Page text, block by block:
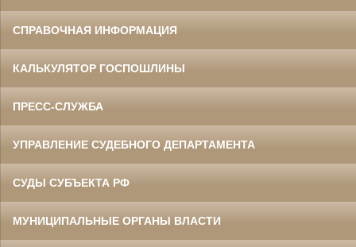
СПРАВОЧНАЯ ИНФОРМАЦИЯ
КАЛЬКУЛЯТОР ГОСПОШЛИНЫ
ПРЕСС-СЛУЖБА
УПРАВЛЕНИЕ СУДЕБНОГО ДЕПАРТАМЕНТА
СУДЫ СУБЪЕКТА РФ
МУНИЦИПАЛЬНЫЕ ОРГАНЫ ВЛАСТИ